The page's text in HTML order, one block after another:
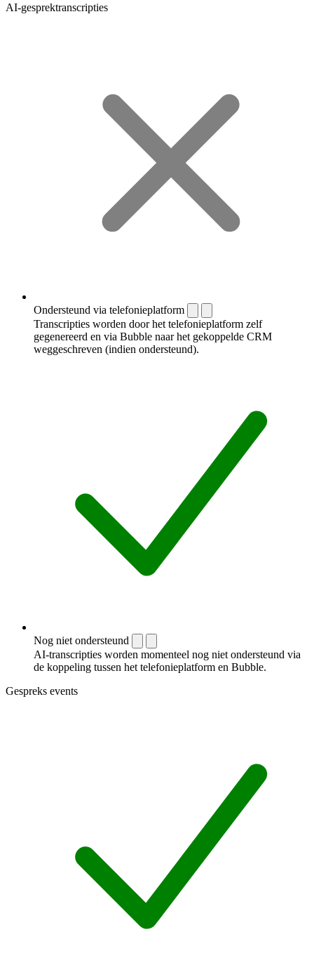
AI-gesprektranscripties
Ondersteund via telefonieplatform
Transcripties worden door het telefonieplatform zelf
gegenereerd en via Bubble naar het gekoppelde CRM
weggeschreven (indien ondersteund).
Nog niet ondersteund
AI-transcripties worden momenteel nog niet ondersteund via
de koppeling tussen het telefonieplatform en Bubble.
Gespreks events